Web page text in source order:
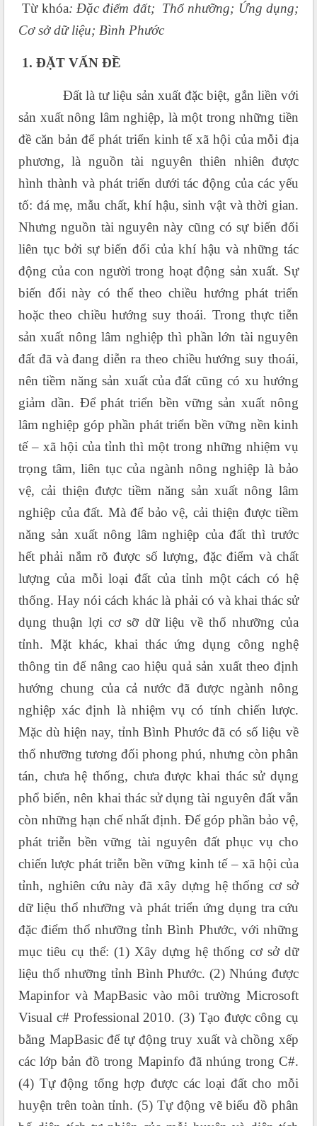
Từ khóa: Đặc điểm đất; Thổ nhưỡng; Ứng dụng;
Cơ sở dữ liệu; Bình Phước
1. ĐẶT VẤN ĐỀ
Đất là tư liệu sản xuất đặc biệt, gắn liền với
sản xuất nông lâm nghiệp, là một trong những tiền
đề căn bản để phát triển kinh tế xã hội của mỗi địa
phương, là nguồn tài nguyên thiên nhiên được
hình thành và phát triển dưới tác động của các yếu
tố: đá mẹ, mẫu chất, khí hậu, sinh vật và thời gian.
Nhưng nguồn tài nguyên này cũng có sự biến đổi
liên tục bởi sự biến đổi của khí hậu và những tác
động của con người trong hoạt động sản xuất. Sự
biến đổi này có thể theo chiều hướng phát triển
hoặc theo chiều hướng suy thoái. Trong thực tiễn
sản xuất nông lâm nghiệp thì phần lớn tài nguyên
đất đã và đang diễn ra theo chiều hướng suy thoái,
nên tiềm năng sản xuất của đất cũng có xu hướng
giảm dần. Để phát triển bền vững sản xuất nông
lâm nghiệp góp phần phát triển bền vững nền kinh
tế – xã hội của tỉnh thì một trong những nhiệm vụ
trọng tâm, liên tục của ngành nông nghiệp là bảo
vệ, cải thiện được tiềm năng sản xuất nông lâm
nghiệp của đất. Mà để bảo vệ, cải thiện được tiềm
năng sản xuất nông lâm nghiệp của đất thì trước
hết phải nắm rõ được số lượng, đặc điểm và chất
lượng của mỗi loại đất của tỉnh một cách có hệ
thống. Hay nói cách khác là phải có và khai thác sử
dụng thuận lợi cơ sỡ dữ liệu về thổ nhưỡng của
tỉnh. Mặt khác, khai thác ứng dụng công nghệ
thông tin để nâng cao hiệu quả sản xuất theo định
hướng chung của cả nước đã được ngành nông
nghiệp xác định là nhiệm vụ có tính chiến lược.
Mặc dù hiện nay, tỉnh Bình Phước đã có số liệu về
thổ nhưỡng tương đối phong phú, nhưng còn phân
tán, chưa hệ thống, chưa được khai thác sử dụng
phổ biến, nên khai thác sử dụng tài nguyên đất vẫn
còn những hạn chế nhất định. Để góp phần bảo vệ,
phát triễn bền vững tài nguyên đất phục vụ cho
chiến lược phát triễn bền vững kinh tế – xã hội của
tỉnh, nghiên cứu này đã xây dựng hệ thống cơ sở
dữ liệu thổ nhưỡng và phát triển ứng dụng tra cứu
đặc điểm thổ nhưỡng tỉnh Bình Phước, với những
mục tiêu cụ thể: (1) Xây dựng hệ thống cơ sở dữ
liệu thổ nhưỡng tỉnh Bình Phước. (2) Nhúng được
Mapinfor và MapBasic vào môi trường Microsoft
Visual c# Professional 2010. (3) Tạo được công cụ
bằng MapBasic để tự động truy xuất và chồng xếp
các lớp bản đồ trong Mapinfo đã nhúng trong C#.
(4) Tự động tổng hợp được các loại đất cho mỗi
huyện trên toàn tỉnh. (5) Tự động vẽ biểu đồ phân